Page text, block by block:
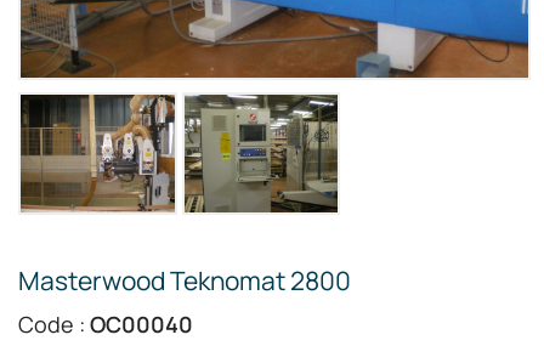
Masterwood Teknomat 2800
Code : OC00040